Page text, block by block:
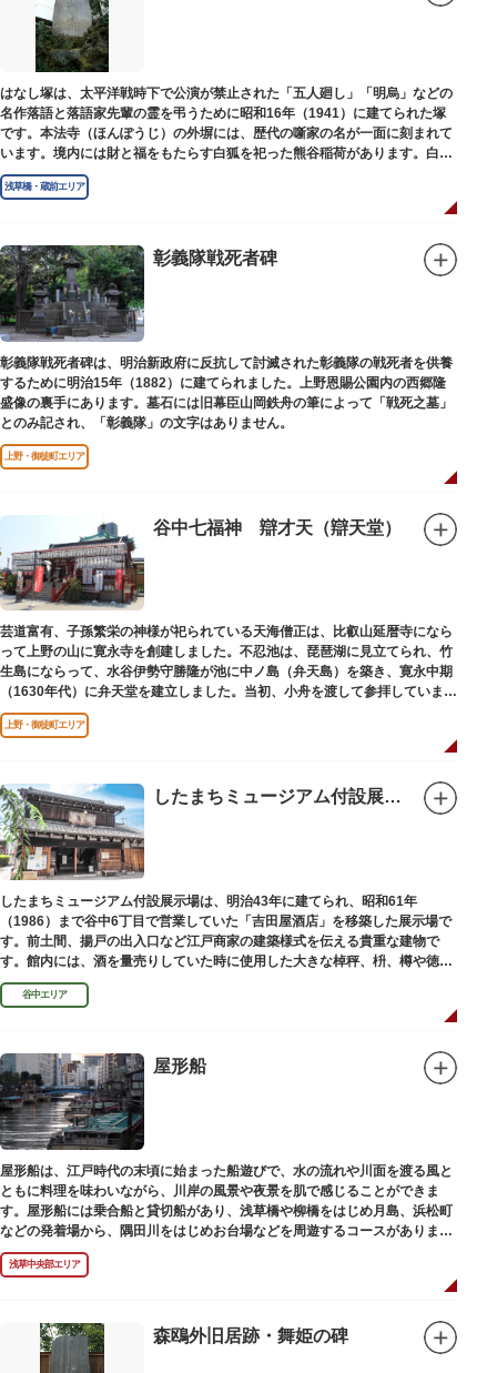
はなし塚は、太平洋戦時下で公演が禁止された「五人廻し」「明烏」などの
名作落語と落語家先輩の霊を弔うために昭和16年（1941）に建てられた塚
です。本法寺（ほんぽうじ）の外塀には、歴代の噺家の名が一面に刻まれて
います。境内には財と福をもたらす白狐を祀った熊谷稲荷があります。白狐
を祀った稲荷は全国に2ケ所しかない非常に珍しいものです。
浅草橋・蔵前エリア
彰義隊戦死者碑
彰義隊戦死者碑は、明治新政府に反抗して討滅された彰義隊の戦死者を供養
するために明治15年（1882）に建てられました。上野恩賜公園内の西郷隆
盛像の裏手にあります。墓石には旧幕臣山岡鉄舟の筆によって「戦死之墓」
とのみ記され、「彰義隊」の文字はありません。
上野・御徒町エリア
谷中七福神 辯才天（辯天堂）
芸道富有、子孫繁栄の神様が祀られている天海僧正は、比叡山延暦寺になら
って上野の山に寛永寺を創建しました。不忍池は、琵琶湖に見立てられ、竹
生島にならって、水谷伊勢守勝隆が池に中ノ島（弁天島）を築き、寛永中期
（1630年代）に弁天堂を建立しました。当初、小舟を渡して参拝していまし
たが、後に橋が架けられました。
上野・御徒町エリア
したまちミュージアム付設展示場（旧吉田屋酒店）
したまちミュージアム付設展示場は、明治43年に建てられ、昭和61年
（1986）まで谷中6丁目で営業していた「吉田屋酒店」を移築した展示場で
す。前土間、揚戸の出入口など江戸商家の建築様式を伝える貴重な建物で
す。館内には、酒を量売りしていた時に使用した大きな棹秤、枡、樽や徳
利、宣伝用ポスターなどの資料を展示しています。
谷中エリア
屋形船
屋形船は、江戸時代の末頃に始まった船遊びで、水の流れや川面を渡る風と
ともに料理を味わいながら、川岸の風景や夜景を肌で感じることができま
す。屋形船には乗合船と貸切船があり、浅草橋や柳橋をはじめ月島、浜松町
などの発着場から、隅田川をはじめお台場などを周遊するコースがありま
す。
浅草中央部エリア
森鴎外旧居跡・舞姫の碑